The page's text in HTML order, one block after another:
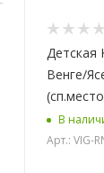
Детская
Венге/
В
Арт.: VIG-